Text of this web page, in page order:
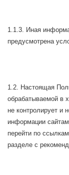
1.1.3. Иная
предусмотрена
1.2. Настоящая
обрабатываемой в
не контролирует и
информации
перейти по
разделе с